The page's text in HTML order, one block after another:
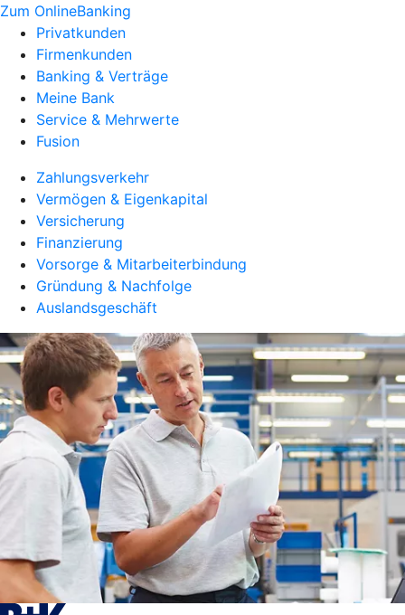
Zum OnlineBanking
Privatkunden
Firmenkunden
Banking & Verträge
Meine Bank
Service & Mehrwerte
Fusion
Zahlungsverkehr
Vermögen & Eigenkapital
Versicherung
Finanzierung
Vorsorge & Mitarbeiterbindung
Gründung & Nachfolge
Auslandsgeschäft